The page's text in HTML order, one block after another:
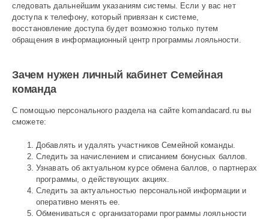
следовать дальнейшим указаниям системы. Если у вас нет
доступа к телефону, который привязан к системе,
восстановление доступа будет возможно только путем
обращения в информационный центр программы лояльности.
Зачем нужен личный кабинет Семейная
команда
С помощью персонального раздела на сайте komandacard.ru вы
сможете:
Добавлять и удалять участников Семейной команды.
Следить за начислением и списанием бонусных баллов.
Узнавать об актуальном курсе обмена баллов, о партнерах
программы, о действующих акциях.
Следить за актуальностью персональной информации и
оперативно менять ее.
Обмениваться с организаторами программы лояльности